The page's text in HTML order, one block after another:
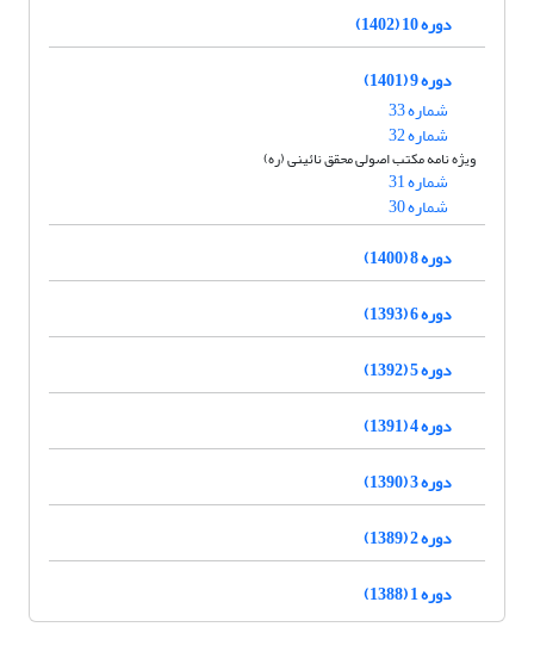
دوره 10 (1402)
دوره 9 (1401)
شماره 33
شماره 32
ویژه نامه مکتب اصولی محقق نائینی (ره)
شماره 31
شماره 30
دوره 8 (1400)
دوره 6 (1393)
دوره 5 (1392)
دوره 4 (1391)
دوره 3 (1390)
دوره 2 (1389)
دوره 1 (1388)